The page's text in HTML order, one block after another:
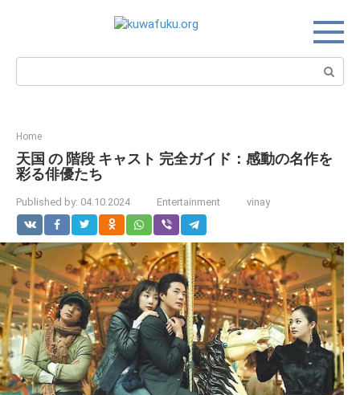
Search:
Home
天国 の 階段 キャスト 完全ガイド：感動の名作を
彩る俳優たち
Published by: 04.10.2024 Entertainment vinay